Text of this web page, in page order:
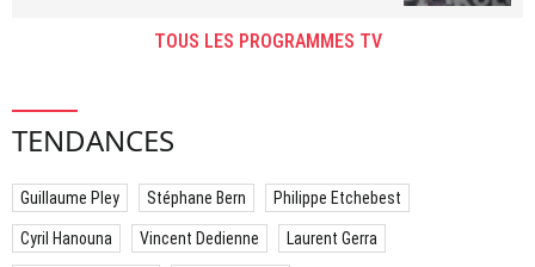
TOUS LES PROGRAMMES TV
TENDANCES
Guillaume Pley Stéphane Bern Philippe Etchebest
Cyril Hanouna Vincent Dedienne Laurent Gerra